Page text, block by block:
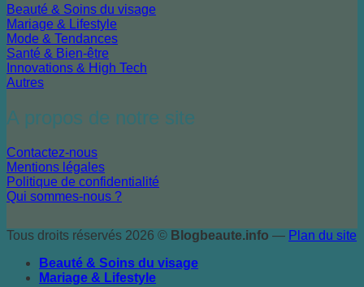
Beauté & Soins du visage
Mariage & Lifestyle
Mode & Tendances
Santé & Bien-être
Innovations & High Tech
Autres
A propos de notre site
Contactez-nous
Mentions légales
Politique de confidentialité
Qui sommes-nous ?
Tous droits réservés 2026 © Blogbeaute.info — Plan du site
Beauté & Soins du visage
Mariage & Lifestyle